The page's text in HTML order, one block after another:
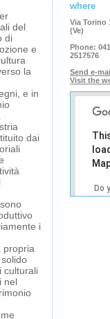
del
di
e
la
e in
dai
i
propria
culturali
nel
where
Via Torino
(Ve)
Phone:
2517576
Send e-
Visit the
Do